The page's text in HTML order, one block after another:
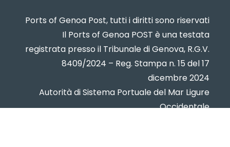
Ports of Genoa Post, tutti i diritti sono riservati
Il Ports of Genoa POST è una testata
registrata presso il Tribunale di Genova, R.G.V.
8409/2024 – Reg. Stampa n. 15 del 17
dicembre 2024
Autorità di Sistema Portuale del Mar Ligure
Occidentale